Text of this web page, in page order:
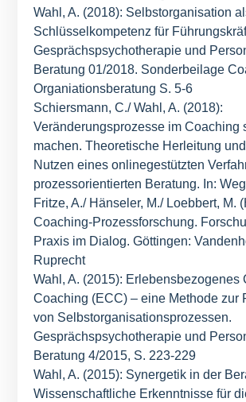
Wahl, A. (2018): Selbstorganisation
Schlüsselkompetenz für
Gesprächspsychotherapie und
Beratung 01/2018. Sonderbeilage
Organiationsberatung S. 5-6
Schiersmann, C./ Wahl, A. (2018):
Veränderungsprozesse im Coaching
machen. Theoretische Herleitung
Nutzen eines onlinegestützten
prozessorientierten Beratung. In:
Fritze, A./ Hänseler, M./ Loebbert, M.
Coaching-Prozessforschung.
Praxis im Dialog. Göttingen:
Ruprecht
Wahl, A. (2015): Erlebensbezogenes
Coaching (ECC) – eine Methode zur
von Selbstorganisationsprozessen.
Gesprächspsychotherapie und
Beratung 4/2015, S. 223-229
Wahl, A. (2015): Synergetik in der
Wissenschaftliche Erkenntnisse für